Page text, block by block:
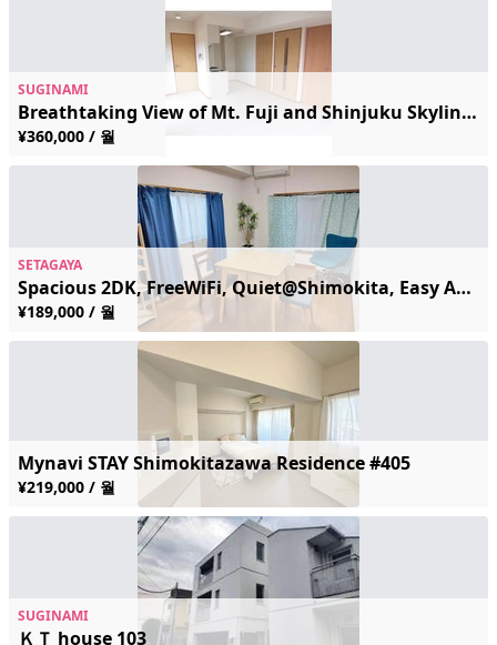
SUGINAMI
Breathtaking View of Mt. Fuji and Shinjuku Skyline! Cozy Apartment Near Honancho Station
¥360,000 / 월
SETAGAYA
Spacious 2DK, FreeWiFi, Quiet@Shimokita, Easy Access to Shibuya/Shinjuku
¥189,000 / 월
Mynavi STAY Shimokitazawa Residence #405
¥219,000 / 월
SUGINAMI
ＫＴ house 103